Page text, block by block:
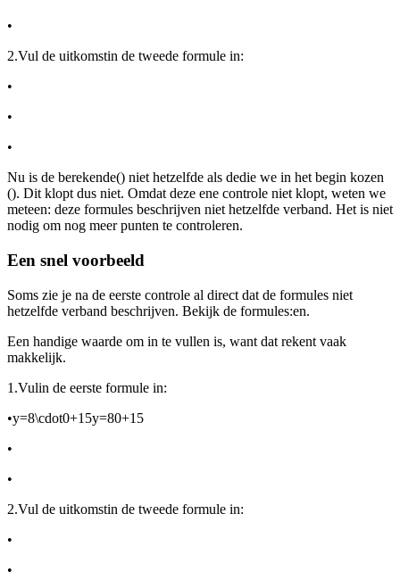
•
2.Vul de uitkomstin de tweede formule in:
•
•
•
Nu is de berekende() niet hetzelfde als dedie we in het begin kozen
(). Dit klopt dus niet. Omdat deze ene controle niet klopt, weten we
meteen: deze formules beschrijven niet hetzelfde verband. Het is niet
nodig om nog meer punten te controleren.
Een snel voorbeeld
Soms zie je na de eerste controle al direct dat de formules niet
hetzelfde verband beschrijven. Bekijk de formules:en.
Een handige waarde om in te vullen is, want dat rekent vaak
makkelijk.
1.Vulin de eerste formule in:
•y=8\cdot0+15y=80+15
•
•
2.Vul de uitkomstin de tweede formule in:
•
•